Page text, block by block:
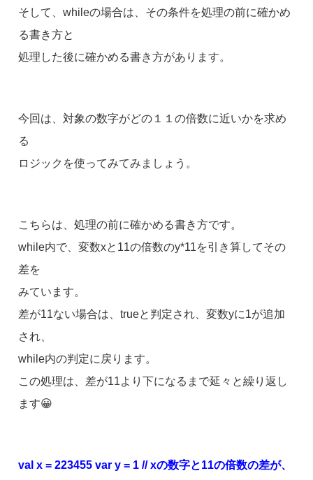
そして、whileの場合は、その条件を処理の前に確かめ
る書き方と
処理した後に確かめる書き方があります。
今回は、対象の数字がどの１１の倍数に近いかを求め
る
ロジックを使ってみてみましょう。
こちらは、処理の前に確かめる書き方です。
while内で、変数xと11の倍数のy*11を引き算してその
差を
みています。
差が11ない場合は、trueと判定され、変数yに1が追加
され、
while内の判定に戻ります。
この処理は、差が11より下になるまで延々と繰り返し
ます😀
val x = 223455 var y = 1 // xの数字と11の倍数の差が、